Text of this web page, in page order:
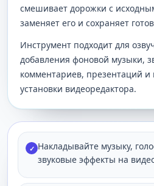
смешивает дорожки с
заменяет его и сохраняет
Инструмент подходит для
добавления фоновой музыки,
комментариев, презентаций и
установки видеоредактора.
✓ Накладывайте музыку,
звуковые эффекты на